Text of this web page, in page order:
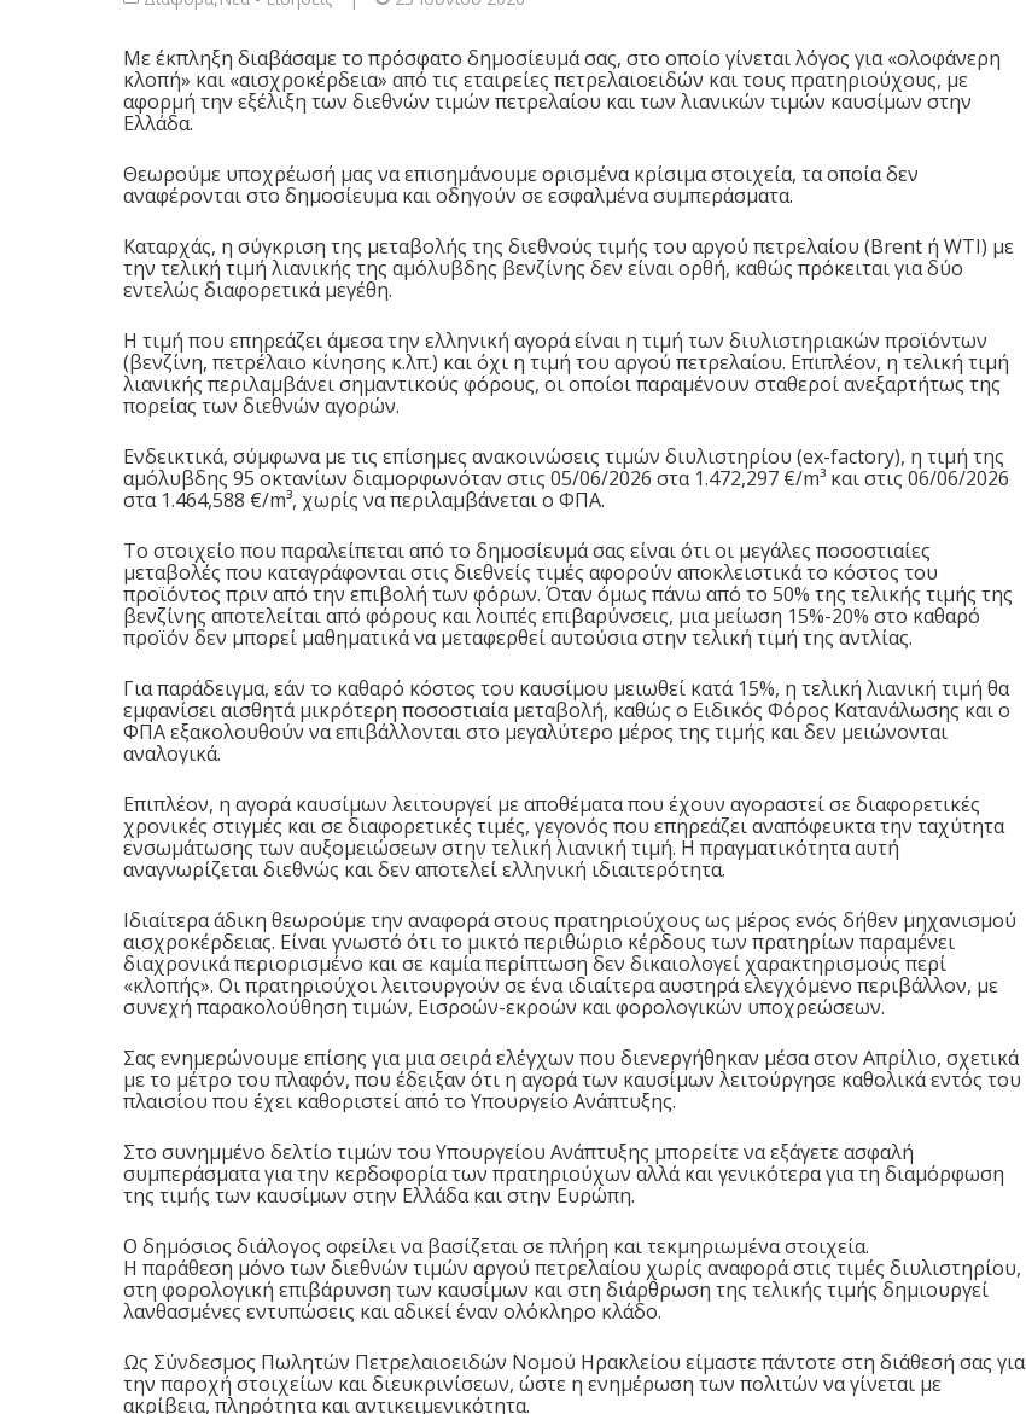
Με έκπληξη διαβάσαμε το πρόσφατο δημοσίευμά σας, στο οποίο γίνεται λόγος για «ολοφάνερη
κλοπή» και «αισχροκέρδεια» από τις εταιρείες πετρελαιοειδών και τους πρατηριούχους, με
αφορμή την εξέλιξη των διεθνών τιμών πετρελαίου και των λιανικών τιμών καυσίμων στην
Ελλάδα.
Θεωρούμε υποχρέωσή μας να επισημάνουμε ορισμένα κρίσιμα στοιχεία, τα οποία δεν
αναφέρονται στο δημοσίευμα και οδηγούν σε εσφαλμένα συμπεράσματα.
Καταρχάς, η σύγκριση της μεταβολής της διεθνούς τιμής του αργού πετρελαίου (Brent ή WTI) με
την τελική τιμή λιανικής της αμόλυβδης βενζίνης δεν είναι ορθή, καθώς πρόκειται για δύο
εντελώς διαφορετικά μεγέθη.
Η τιμή που επηρεάζει άμεσα την ελληνική αγορά είναι η τιμή των διυλιστηριακών προϊόντων
(βενζίνη, πετρέλαιο κίνησης κ.λπ.) και όχι η τιμή του αργού πετρελαίου. Επιπλέον, η τελική τιμή
λιανικής περιλαμβάνει σημαντικούς φόρους, οι οποίοι παραμένουν σταθεροί ανεξαρτήτως της
πορείας των διεθνών αγορών.
Ενδεικτικά, σύμφωνα με τις επίσημες ανακοινώσεις τιμών διυλιστηρίου (ex-factory), η τιμή της
αμόλυβδης 95 οκτανίων διαμορφωνόταν στις 05/06/2026 στα 1.472,297 €/m³ και στις 06/06/2026
στα 1.464,588 €/m³, χωρίς να περιλαμβάνεται ο ΦΠΑ.
Το στοιχείο που παραλείπεται από το δημοσίευμά σας είναι ότι οι μεγάλες ποσοστιαίες
μεταβολές που καταγράφονται στις διεθνείς τιμές αφορούν αποκλειστικά το κόστος του
προϊόντος πριν από την επιβολή των φόρων. Όταν όμως πάνω από το 50% της τελικής τιμής της
βενζίνης αποτελείται από φόρους και λοιπές επιβαρύνσεις, μια μείωση 15%-20% στο καθαρό
προϊόν δεν μπορεί μαθηματικά να μεταφερθεί αυτούσια στην τελική τιμή της αντλίας.
Για παράδειγμα, εάν το καθαρό κόστος του καυσίμου μειωθεί κατά 15%, η τελική λιανική τιμή θα
εμφανίσει αισθητά μικρότερη ποσοστιαία μεταβολή, καθώς ο Ειδικός Φόρος Κατανάλωσης και ο
ΦΠΑ εξακολουθούν να επιβάλλονται στο μεγαλύτερο μέρος της τιμής και δεν μειώνονται
αναλογικά.
Επιπλέον, η αγορά καυσίμων λειτουργεί με αποθέματα που έχουν αγοραστεί σε διαφορετικές
χρονικές στιγμές και σε διαφορετικές τιμές, γεγονός που επηρεάζει αναπόφευκτα την ταχύτητα
ενσωμάτωσης των αυξομειώσεων στην τελική λιανική τιμή. Η πραγματικότητα αυτή
αναγνωρίζεται διεθνώς και δεν αποτελεί ελληνική ιδιαιτερότητα.
Ιδιαίτερα άδικη θεωρούμε την αναφορά στους πρατηριούχους ως μέρος ενός δήθεν μηχανισμού
αισχροκέρδειας. Είναι γνωστό ότι το μικτό περιθώριο κέρδους των πρατηρίων παραμένει
διαχρονικά περιορισμένο και σε καμία περίπτωση δεν δικαιολογεί χαρακτηρισμούς περί
«κλοπής». Οι πρατηριούχοι λειτουργούν σε ένα ιδιαίτερα αυστηρά ελεγχόμενο περιβάλλον, με
συνεχή παρακολούθηση τιμών, Εισροών-εκροών και φορολογικών υποχρεώσεων.
Σας ενημερώνουμε επίσης για μια σειρά ελέγχων που διενεργήθηκαν μέσα στον Απρίλιο, σχετικά
με το μέτρο του πλαφόν, που έδειξαν ότι η αγορά των καυσίμων λειτούργησε καθολικά εντός του
πλαισίου που έχει καθοριστεί από το Υπουργείο Ανάπτυξης.
Στο συνημμένο δελτίο τιμών του Υπουργείου Ανάπτυξης μπορείτε να εξάγετε ασφαλή
συμπεράσματα για την κερδοφορία των πρατηριούχων αλλά και γενικότερα για τη διαμόρφωση
της τιμής των καυσίμων στην Ελλάδα και στην Ευρώπη.
Ο δημόσιος διάλογος οφείλει να βασίζεται σε πλήρη και τεκμηριωμένα στοιχεία.
Η παράθεση μόνο των διεθνών τιμών αργού πετρελαίου χωρίς αναφορά στις τιμές διυλιστηρίου,
στη φορολογική επιβάρυνση των καυσίμων και στη διάρθρωση της τελικής τιμής δημιουργεί
λανθασμένες εντυπώσεις και αδικεί έναν ολόκληρο κλάδο.
Ως Σύνδεσμος Πωλητών Πετρελαιοειδών Νομού Ηρακλείου είμαστε πάντοτε στη διάθεσή σας για
την παροχή στοιχείων και διευκρινίσεων, ώστε η ενημέρωση των πολιτών να γίνεται με
ακρίβεια, πληρότητα και αντικειμενικότητα.